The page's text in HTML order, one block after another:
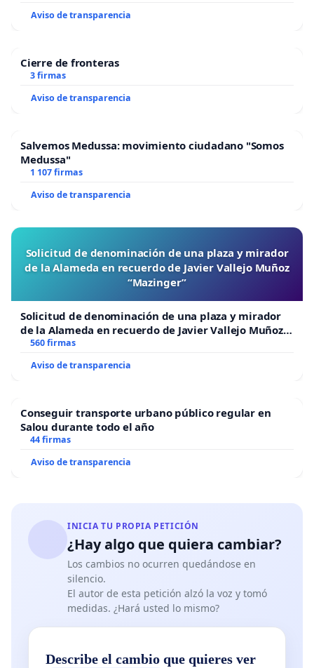
Aviso de transparencia
Cierre de fronteras
3 firmas
Aviso de transparencia
Salvemos Medussa: movimiento ciudadano "Somos
Medussa"
1 107 firmas
Aviso de transparencia
Solicitud de denominación de una plaza y mirador
de la Alameda en recuerdo de Javier Vallejo Muñoz
“Mazinger”
Solicitud de denominación de una plaza y mirador
de la Alameda en recuerdo de Javier Vallejo Muñoz
“Mazinger”
560 firmas
Aviso de transparencia
Conseguir transporte urbano público regular en
Salou durante todo el año
44 firmas
Aviso de transparencia
INICIA TU PROPIA PETICIÓN
¿Hay algo que quiera cambiar?
Los cambios no ocurren quedándose en
silencio.
El autor de esta petición alzó la voz y tomó
medidas. ¿Hará usted lo mismo?
Describe el cambio que quieres ver